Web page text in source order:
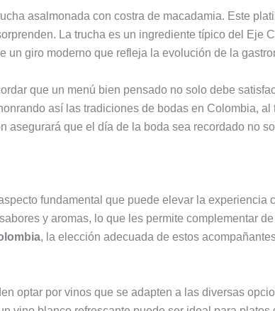
asalmonada con costra de macadamia. Este
La trucha es un ingrediente típico del Eje
un giro moderno que refleja la evolución de la
que un menú bien pensado no solo debe
así las tradiciones de bodas en Colombia,
que el día de la boda sea recordado no
fundamental que puede elevar la
y aromas, lo que les permite complementar
, la elección adecuada de estos
optar por vinos que se adapten a las diversas